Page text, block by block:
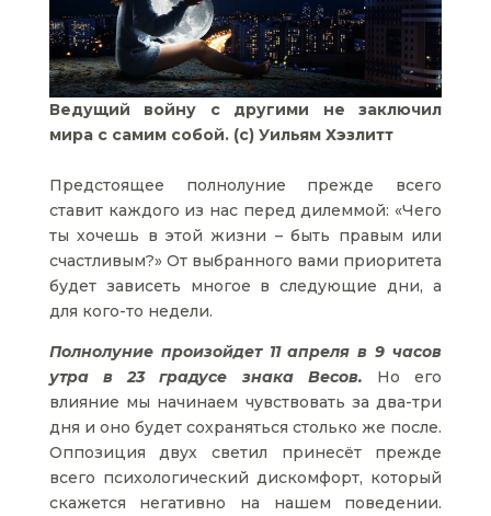
Ведущий войну с другими не заключил
мира с самим собой. (c) Уильям Хэзлитт
Предстоящее полнолуние прежде всего
ставит каждого из нас перед дилеммой: «Чего
ты хочешь в этой жизни – быть правым или
счастливым?» От выбранного вами приоритета
будет зависеть многое в следующие дни, а
для кого-то недели.
Полнолуние произойдет 11 апреля в 9 часов
утра в 23 градусе знака Весов. Но его
влияние мы начинаем чувствовать за два-три
дня и оно будет сохраняться столько же после.
Оппозиция двух светил принесёт прежде
всего психологический дискомфорт, который
скажется негативно на нашем поведении.